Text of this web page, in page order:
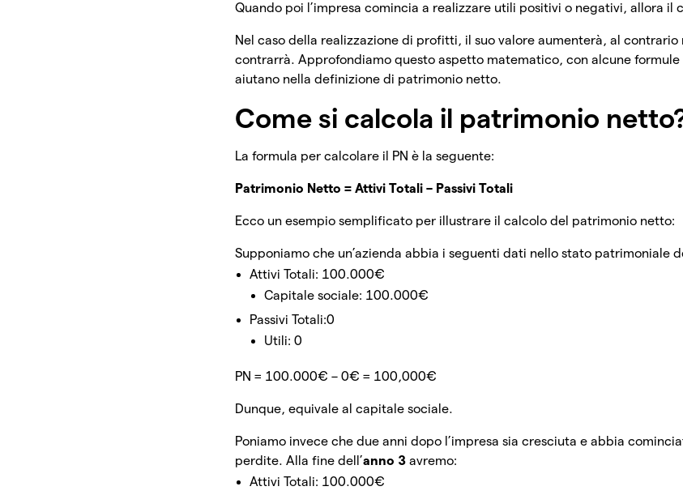
Quando poi l’impresa comincia a realizzare utili positivi o negativi, allora il
Nel caso della realizzazione di profitti, il suo valore aumenterà, al contrario
contrarrà. Approfondiamo questo aspetto matematico, con alcune
aiutano nella definizione di patrimonio netto.
Come si calcola il patrimonio
La formula per calcolare il PN è la seguente:
Patrimonio Netto = Attivi Totali – Passivi Totali
Ecco un esempio semplificato per illustrare il calcolo del patrimonio netto:
Supponiamo che un’azienda abbia i seguenti dati nello stato patrimoniale
Attivi Totali: 100.000€
Capitale sociale: 100.000€
Passivi Totali:0
Utili: 0
PN = 100.000€ – 0€ = 100,000€
Dunque, equivale al capitale sociale.
Poniamo invece che due anni dopo l’impresa sia cresciuta e abbia
perdite. Alla fine dell’anno 3 avremo:
Attivi Totali: 100.000€